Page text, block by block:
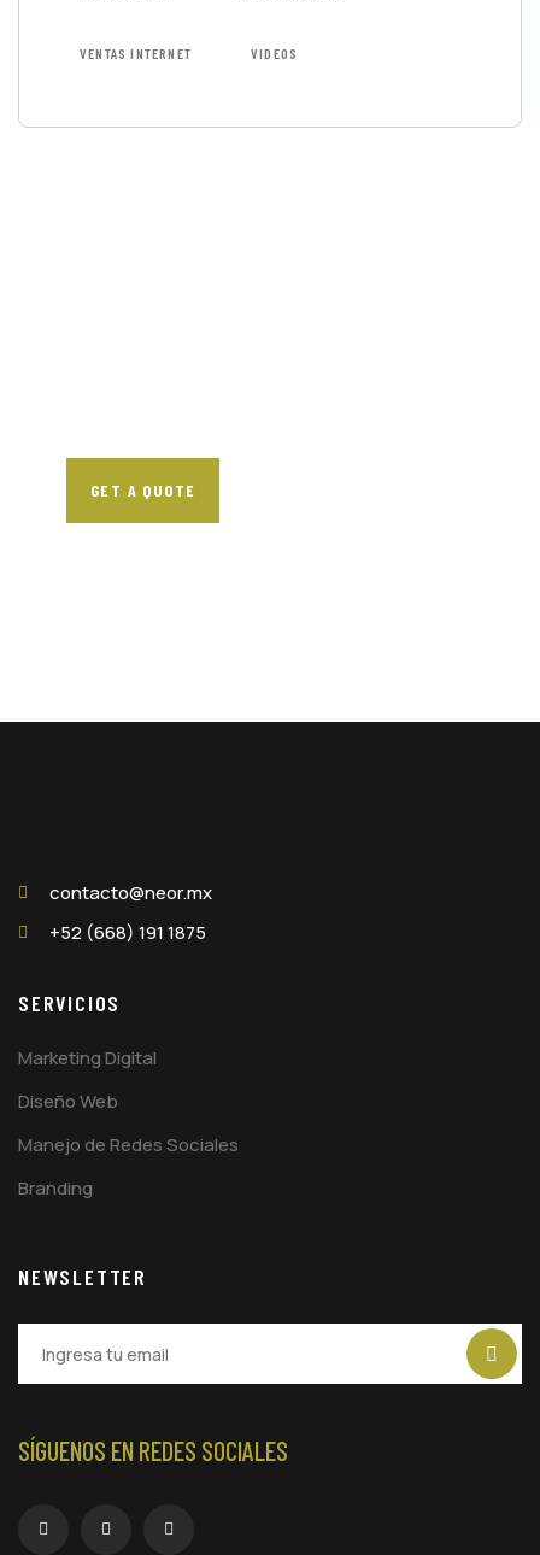
VENTAS INTERNET VIDEOS
GET A QUOTE
contacto@neor.mx
+52 (668) 191 1875
SERVICIOS
Marketing Digital
Diseño Web
Manejo de Redes Sociales
Branding
NEWSLETTER
SÍGUENOS EN REDES SOCIALES